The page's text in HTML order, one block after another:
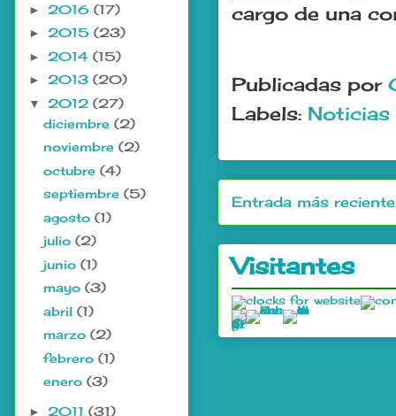
cargo de una
Publicadas por
Labels: Noticias
Entrada más reciente
Visitantes
► 2016 (17)
► 2015 (23)
► 2014 (15)
► 2013 (20)
▼ 2012 (27)
diciembre (2)
noviembre (2)
octubre (4)
septiembre (5)
agosto (1)
julio (2)
junio (1)
mayo (3)
abril (1)
marzo (2)
febrero (1)
enero (3)
► 2011 (31)